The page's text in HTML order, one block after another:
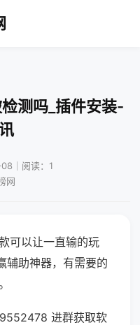
测吗_插件安装-
｜阅读：1
网
可以让一直输的玩
辅助神器，有需要的
进群获取软